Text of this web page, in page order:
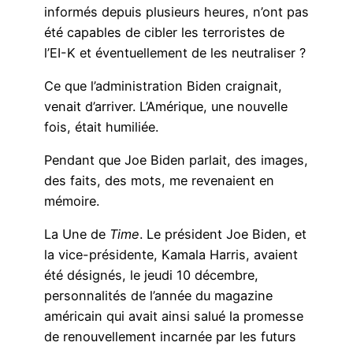
informés depuis plusieurs heures, n’ont pas
été capables de cibler les terroristes de
l’EI-K et éventuellement de les neutraliser ?
Ce que l’administration Biden craignait,
venait d’arriver. L’Amérique, une nouvelle
fois, était humiliée.
Pendant que Joe Biden parlait, des images,
des faits, des mots, me revenaient en
mémoire.
La Une de Time. Le président Joe Biden, et
la vice-présidente, Kamala Harris, avaient
été désignés, le jeudi 10 décembre,
personnalités de l’année du magazine
américain qui avait ainsi salué la promesse
de renouvellement incarnée par les futurs